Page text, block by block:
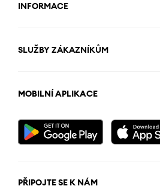
INFORMACE
SLUŽBY ZÁKAZNÍKŮM
MOBILNÍ APLIKACE
PŘIPOJTE SE K NÁM